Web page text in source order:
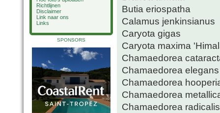
Richtlijnen
Disclaimer
Link naar ons
Links
SPONSORS
Butia eriospatha
Calamus jenkinsianus
Caryota gigas
Caryota maxima
Chamaedorea
Chamaedorea elegans
Chamaedorea
Chamaedorea
Chamaedorea radicalis